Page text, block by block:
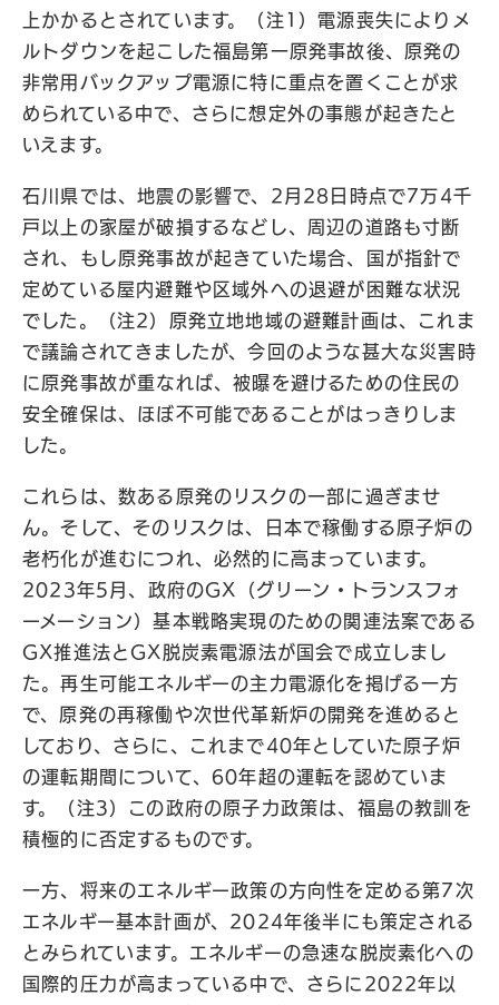
上かかるとされています。（注1）電源喪失によりメ
ルトダウンを起こした福島第一原発事故後、原発の
非常用バックアップ電源に特に重点を置くことが求
められている中で、さらに想定外の事態が起きたと
いえます。
石川県では、地震の影響で、2月28日時点で7万4千
戸以上の家屋が破損するなどし、周辺の道路も寸断
され、もし原発事故が起きていた場合、国が指針で
定めている屋内避難や区域外への退避が困難な状況
でした。（注2）原発立地地域の避難計画は、これま
で議論されてきましたが、今回のような甚大な災害時
に原発事故が重なれば、被曝を避けるための住民の
安全確保は、ほぼ不可能であることがはっきりしま
した。
これらは、数ある原発のリスクの一部に過ぎませ
ん。そして、そのリスクは、日本で稼働する原子炉の
老朽化が進むにつれ、必然的に高まっています。
2023年5月、政府のGX（グリーン・トランスフォ
ーメーション）基本戦略実現のための関連法案である
GX推進法とGX脱炭素電源法が国会で成立しまし
た。再生可能エネルギーの主力電源化を掲げる一方
で、原発の再稼働や次世代革新炉の開発を進めると
しており、さらに、これまで40年としていた原子炉
の運転期間について、60年超の運転を認めていま
す。（注3）この政府の原子力政策は、福島の教訓を
積極的に否定するものです。
一方、将来のエネルギー政策の方向性を定める第7次
エネルギー基本計画が、2024年後半にも策定される
とみられています。エネルギーの急速な脱炭素化への
国際的圧力が高まっている中で、さらに2022年以